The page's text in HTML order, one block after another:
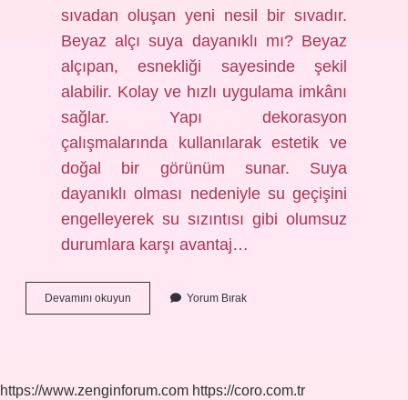
sıvadan oluşan yeni nesil bir sıvadır.
Beyaz alçı suya dayanıklı mı? Beyaz
alçıpan, esnekliği sayesinde şekil
alabilir. Kolay ve hızlı uygulama imkânı
sağlar. Yapı dekorasyon
çalışmalarında kullanılarak estetik ve
doğal bir görünüm sunar. Suya
dayanıklı olması nedeniyle su geçişini
engelleyerek su sızıntısı gibi olumsuz
durumlara karşı avantaj…
Devamını okuyun
Geçirmeyen
Yorum Bırak
https://www.zenginforum.com https://coro.com.tr